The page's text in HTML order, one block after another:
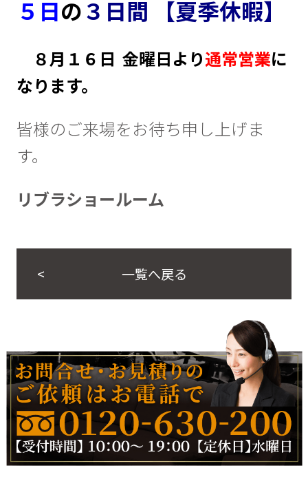
５日の３日間 【夏季休暇】
８月１６日 金曜日より通常営業に
なります。
皆様のご来場をお待ち申し上げま
す。
リブラショールーム
一覧へ戻る